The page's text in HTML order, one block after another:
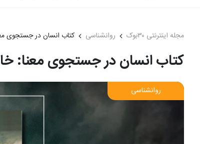
مجله اینترنتی ۳۰بوک روانشناسی کتاب انسان در جستجوی
کتاب انسان در جستجوی معنا:
روانشناسی